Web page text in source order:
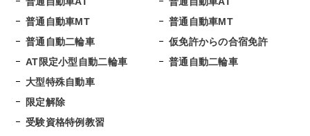
普通自動車MT
普通自動二輪車
AT限定小型自動二輪車
大型特殊自動車
限定解除
受験資格特例教習
普通自動車MT
仮免許からの合宿免許
普通自動二輪車